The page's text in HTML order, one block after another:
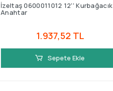
İzeltaş 0600011012 12'' Kurbağacık
Anahtar
1.937,52 TL
Sepete Ekle